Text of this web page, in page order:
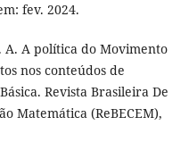
fev. 2024.
A. A política do Movimento
nos conteúdos de
Revista Brasileira De
Matemática (ReBECEM),